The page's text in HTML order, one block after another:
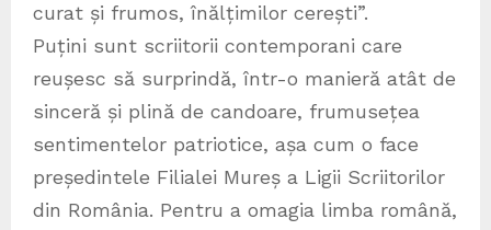
curat și frumos, înălțimilor cerești”.
Puțini sunt scriitorii contemporani care
reușesc să surprindă, într-o manieră atât de
sinceră și plină de candoare, frumusețea
sentimentelor patriotice, așa cum o face
președintele Filialei Mureș a Ligii Scriitorilor
din România. Pentru a omagia limba română,